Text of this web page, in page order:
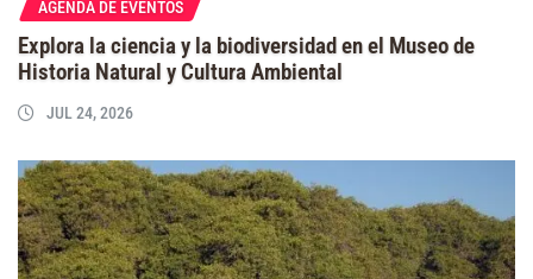
AGENDA DE EVENTOS
Explora la ciencia y la biodiversidad en el Museo de
Historia Natural y Cultura Ambiental
JUL 24, 2026